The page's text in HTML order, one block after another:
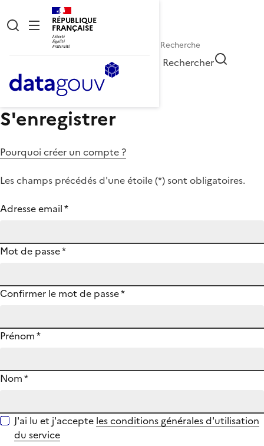
RÉPUBLIQUE
FRANÇAISE
Rechercher
S'enregistrer
Pourquoi créer un compte ?
Les champs précédés d'une étoile (*) sont obligatoires.
Adresse email*
Mot de passe*
Confirmer le mot de passe*
Prénom*
Nom*
J'ai lu et j'accepte les conditions générales d'utilisation
du service